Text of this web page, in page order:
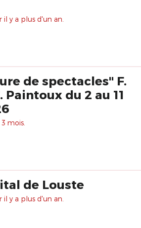
il y a plus d'un an.
de spectacles" F.
Paintoux du 2 au 11
mois.
de Louste
il y a plus d'un an.